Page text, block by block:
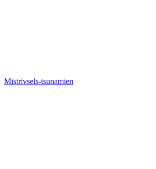
Mistrivsels-tsunamien